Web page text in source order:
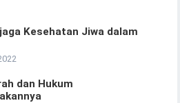
Kesehatan Jiwa dalam
dan Hukum